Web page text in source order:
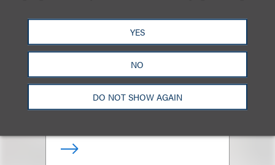
YES
NO
DO NOT SHOW AGAIN
Marcus S. Owens
合伙人
+1.202.618.5014